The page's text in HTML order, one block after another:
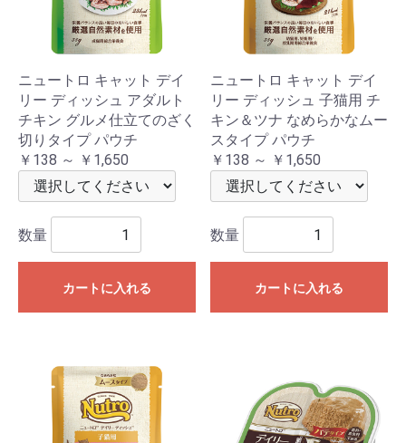
ニュートロ キャット デイ
リー ディッシュ アダルト
チキン グルメ仕立てのざく
切りタイプ パウチ
￥138 ～ ￥1,650
数量
カートに入れる
ニュートロ キャット デイ
リー ディッシュ 子猫用 チ
キン＆ツナ なめらかなムー
スタイプ パウチ
￥138 ～ ￥1,650
数量
カートに入れる